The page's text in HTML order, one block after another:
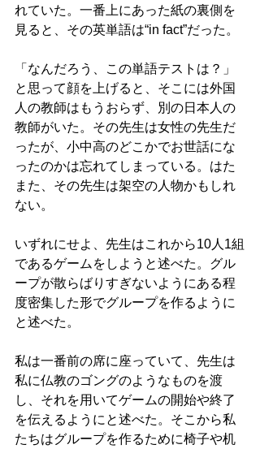
れていた。一番上にあった紙の裏側を
見ると、その英単語は“in fact”だった。
「なんだろう、この単語テストは？」
と思って顔を上げると、そこには外国
人の教師はもうおらず、別の日本人の
教師がいた。その先生は女性の先生だ
ったが、小中高のどこかでお世話にな
ったのかは忘れてしまっている。はた
また、その先生は架空の人物かもしれ
ない。
いずれにせよ、先生はこれから10人1組
であるゲームをしようと述べた。グル
ープが散らばりすぎないようにある程
度密集した形でグループを作るように
と述べた。
私は一番前の席に座っていて、先生は
私に仏教のゴングのようなものを渡
し、それを用いてゲームの開始や終了
を伝えるようにと述べた。そこから私
たちはグループを作るために椅子や机